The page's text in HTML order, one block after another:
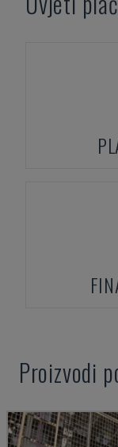
Proizvodi